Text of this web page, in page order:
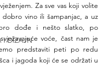
I DIZAJN
Za sve vas koji volite
vino ili šampanjac, a uz
dođe i nešto slatko, po
voće, čast nam je
predstaviti peti po redu
i jagoda koji će se održati u